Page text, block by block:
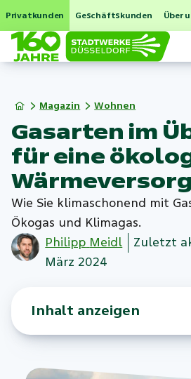
Privatkunden Geschäftskunden Über
Magazin Wohnen
Gasarten im
für eine
Wie Sie klimaschonend mit
Ökogas und Klimagas.
Philipp Meidl
Zuletzt
März 2024
Inhalt anzeigen